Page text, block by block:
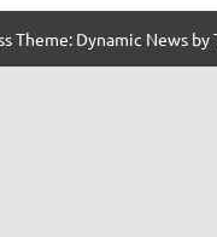
Theme: Dynamic News by